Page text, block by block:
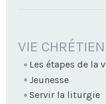
VIE
Les étapes de la
Jeunesse
Servir la liturgie